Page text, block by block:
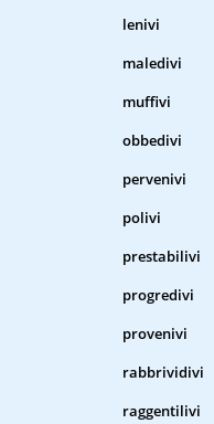
lenivi
maledivi
muffivi
obbedivi
pervenivi
polivi
prestabilivi
progredivi
provenivi
rabbrividivi
raggentilivi